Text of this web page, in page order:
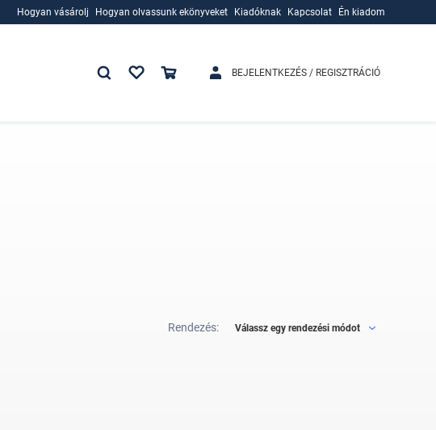
Hogyan vásárolj
Hogyan olvassunk ekönyveket
Kiadóknak
Kapcsolat Én kiadom
BEJELENTKEZÉS / REGISZTRÁCIÓ
Rendezés: Válassz egy rendezési módot